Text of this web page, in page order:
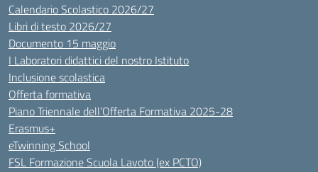
Calendario Scolastico 2026/27
Libri di testo 2026/27
Documento 15 maggio
I Laboratori didattici del nostro Istituto
Inclusione scolastica
Offerta formativa
Piano Triennale dell’Offerta Formativa 2025-28
Erasmus+
eTwinning School
FSL Formazione Scuola Lavoto (ex PCTO)